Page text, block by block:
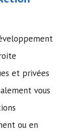
et privées
vous
ou en